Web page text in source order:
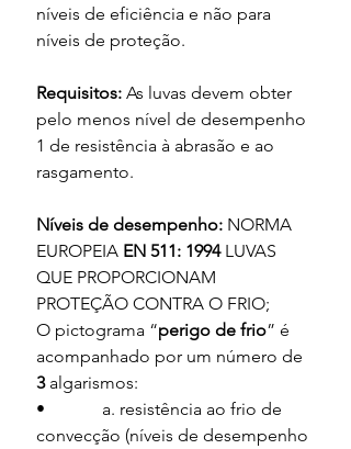
níveis de eficiência e não para
níveis de proteção.
Requisitos: As luvas devem obter
pelo menos nível de desempenho
1 de resistência à abrasão e ao
rasgamento.
Níveis de desempenho: NORMA
EUROPEIA EN 511: 1994 LUVAS
QUE PROPORCIONAM
PROTEÇÃO CONTRA O FRIO;
O pictograma “perigo de frio” é
acompanhado por um número de
3 algarismos:
•             a. resistência ao frio de
convecção (níveis de desempenho